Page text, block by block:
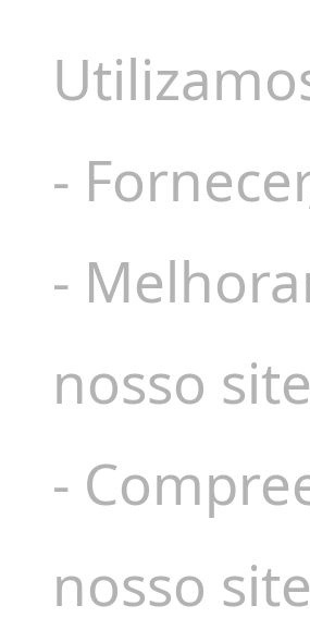
-
-
nosso
-
nosso